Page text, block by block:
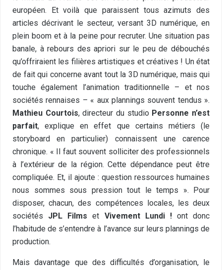
européen. Et voilà que paraissent tous azimuts des
articles décrivant le secteur, versant 3D numérique, en
plein boom et à la peine pour recruter. Une situation pas
banale, à rebours des apriori sur le peu de débouchés
qu’offriraient les filières artistiques et créatives ! Un état
de fait qui concerne avant tout la 3D numérique, mais qui
touche également l’animation traditionnelle – et nos
sociétés rennaises – « aux plannings souvent tendus ».
Mathieu Courtois, directeur du studio Personne n’est
parfait, explique en effet que certains métiers (le
storyboard en particulier) connaissent une carence
chronique. « Il faut souvent solliciter des professionnels
à l’extérieur de la région. Cette dépendance peut être
compliquée. Et, il ajoute : question ressources humaines
nous sommes sous pression tout le temps ». Pour
disposer, chacun, des compétences locales, les deux
sociétés JPL Films et Vivement Lundi !ont donc
l’habitude de s’entendre à l’avance sur leurs plannings de
production.
Mais davantage que des difficultés d’organisation, le